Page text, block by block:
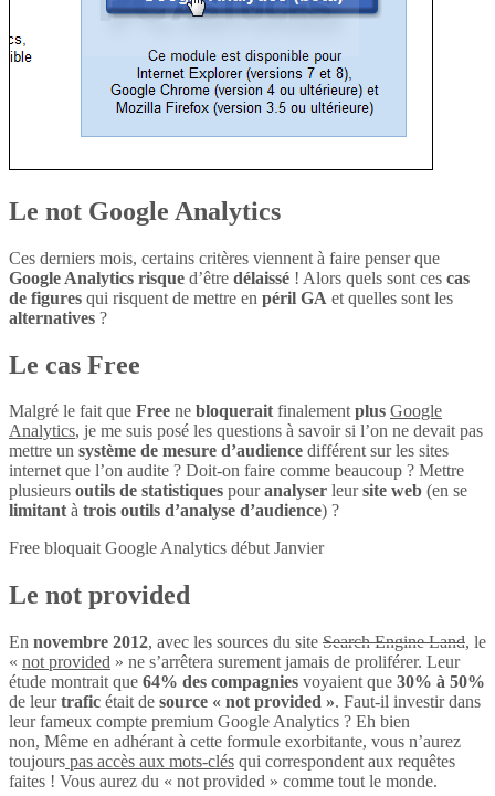
Le not Google Analytics
Ces derniers mois, certains critères viennent à faire penser que
Google Analytics risque d’être délaissé ! Alors quels sont ces cas
de figures qui risquent de mettre en péril GA et quelles sont les
alternatives ?
Le cas Free
Malgré le fait que Free ne bloqueraitfinalementplus Google
Analytics, je me suis posé les questions à savoir si l’on ne devait pas
mettre un système de mesure d’audience différent sur les sites
internet que l’on audite ? Doit-on faire comme beaucoup ? Mettre
plusieurs outils de statistiques pouranalyser leursite web (en se
limitantà trois outils d’analyse d’audience) ?
Free bloquait Google Analytics début Janvier
Le not provided
En novembre 2012, avec les sources du site Search Engine Land, le
« not provided » ne s’arrêtera surement jamais de proliférer. Leur
étude montrait que 64% des compagnies voyaient que 30% à 50%
de leurtrafic était de source « not provided ». Faut-il investir dans
leur fameux compte premium Google Analytics ? Eh bien
non, Même en adhérant à cette formule exorbitante, vous n’aurez
toujours pas accès aux mots-clés qui correspondent aux requêtes
faites ! Vous aurez du « not provided » comme tout le monde.